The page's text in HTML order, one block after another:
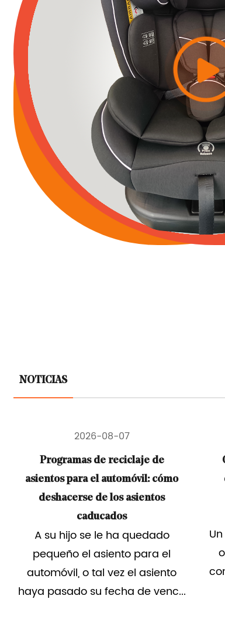
NOTICIAS
2026-07-29
Cómo sacar la leche del asiento
del automóvil: elimine el olor y
las manchas rápidamente
Un vasito para sorber derramado
o un biberón olvidado pueden
convertir un asiento de seguridad
en una fuente de un...